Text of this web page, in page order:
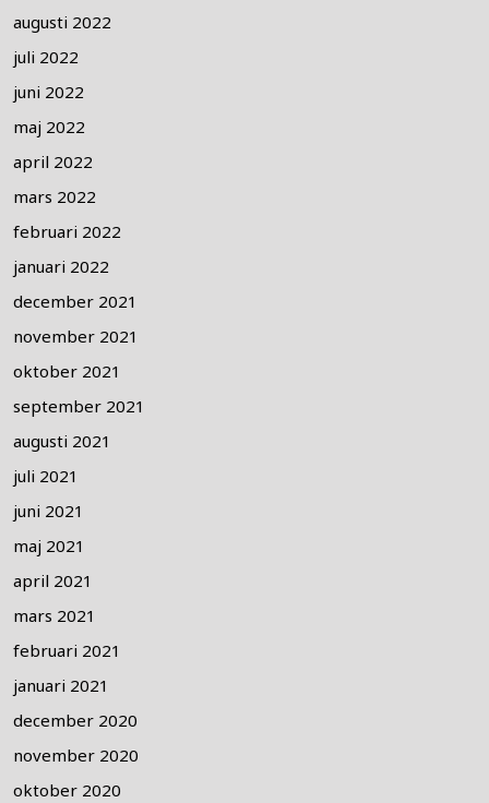
augusti 2022
juli 2022
juni 2022
maj 2022
april 2022
mars 2022
februari 2022
januari 2022
december 2021
november 2021
oktober 2021
september 2021
augusti 2021
juli 2021
juni 2021
maj 2021
april 2021
mars 2021
februari 2021
januari 2021
december 2020
november 2020
oktober 2020